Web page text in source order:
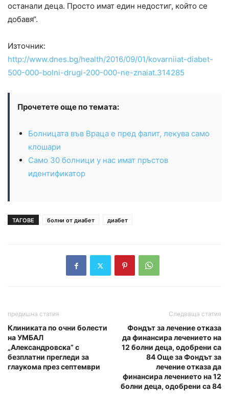
останали деца. Просто имат един недостиг, който се
добавя“.
Източник:
http://www.dnes.bg/health/2016/09/01/kovarniiat-diabet-
500-000-bolni-drugi-200-000-ne-znaiat.314285
Прочетете още по темата:
Болницата във Враца е пред фалит, лекува само
клошари
Само 30 болници у нас имат пръстов
идентификатор
ТАГОВЕ болни от диабет диабет
предишна статия
Клиниката по очни болести
на УМБАЛ
„Александровска” с
безплатни прегледи за
глаукома през септември
Следваща статия
Фондът за лечение отказа
да финансира лечението на
12 болни деца, одобрени са
84 Още за Фондът за
лечение отказа да
финансира лечението на 12
болни деца, одобрени са 84